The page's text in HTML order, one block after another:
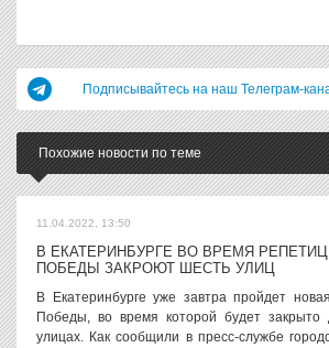
Подписывайтесь на наш Телеграм-
Похожие новости по теме
11.04.2022, 13:50
В ЕКАТЕРИНБУРГЕ ВО ВРЕМЯ
ПОБЕДЫ ЗАКРОЮТ ШЕСТЬ УЛИЦ
В Екатеринбурге уже завтра пройдет
Победы, во время которой будет
улицах. Как сообщили в пресс-службе